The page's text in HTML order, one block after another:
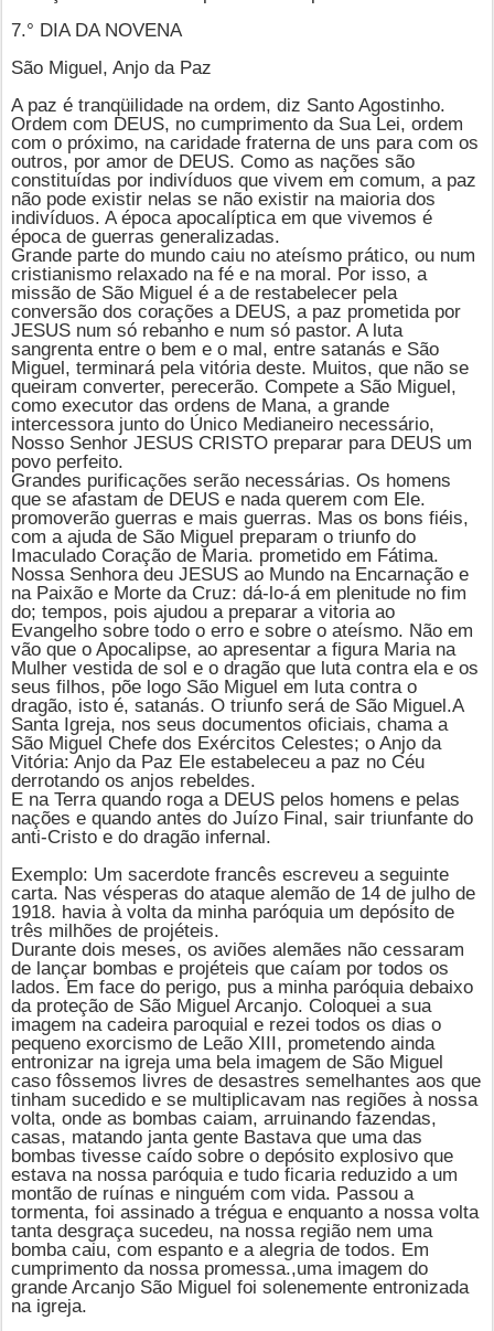
7.° DIA DA NOVENA
São Miguel, Anjo da Paz
A paz é tranqüilidade na ordem, diz Santo Agostinho.
Ordem com DEUS, no cumprimento da Sua Lei, ordem
com o próximo, na caridade fraterna de uns para com os
outros, por amor de DEUS. Como as nações são
constituídas por indivíduos que vivem em comum, a paz
não pode existir nelas se não existir na maioria dos
indivíduos. A época apocalíptica em que vivemos é
época de guerras generalizadas.
Grande parte do mundo caiu no ateísmo prático, ou num
cristianismo relaxado na fé e na moral. Por isso, a
missão de São Miguel é a de restabelecer pela
conversão dos corações a DEUS, a paz prometida por
JESUS num só rebanho e num só pastor. A luta
sangrenta entre o bem e o mal, entre satanás e São
Miguel, terminará pela vitória deste. Muitos, que não se
queiram converter, perecerão. Compete a São Miguel,
como executor das ordens de Mana, a grande
intercessora junto do Único Medianeiro necessário,
Nosso Senhor JESUS CRISTO preparar para DEUS um
povo perfeito.
Grandes purificações serão necessárias. Os homens
que se afastam de DEUS e nada querem com Ele.
promoverão guerras e mais guerras. Mas os bons fiéis,
com a ajuda de São Miguel preparam o triunfo do
Imaculado Coração de Maria. prometido em Fátima.
Nossa Senhora deu JESUS ao Mundo na Encarnação e
na Paixão e Morte da Cruz: dá-lo-á em plenitude no fim
do; tempos, pois ajudou a preparar a vitoria ao
Evangelho sobre todo o erro e sobre o ateísmo. Não em
vão que o Apocalipse, ao apresentar a figura Maria na
Mulher vestida de sol e o dragão que luta contra ela e os
seus filhos, põe logo São Miguel em luta contra o
dragão, isto é, satanás. O triunfo será de São Miguel.A
Santa Igreja, nos seus documentos oficiais, chama a
São Miguel Chefe dos Exércitos Celestes; o Anjo da
Vitória: Anjo da Paz Ele estabeleceu a paz no Céu
derrotando os anjos rebeldes.
E na Terra quando roga a DEUS pelos homens e pelas
nações e quando antes do Juízo Final, sair triunfante do
anti-Cristo e do dragão infernal.
Exemplo: Um sacerdote francês escreveu a seguinte
carta. Nas vésperas do ataque alemão de 14 de julho de
1918. havia à volta da minha paróquia um depósito de
três milhões de projéteis.
Durante dois meses, os aviões alemães não cessaram
de lançar bombas e projéteis que caíam por todos os
lados. Em face do perigo, pus a minha paróquia debaixo
da proteção de São Miguel Arcanjo. Coloquei a sua
imagem na cadeira paroquial e rezei todos os dias o
pequeno exorcismo de Leão XIII, prometendo ainda
entronizar na igreja uma bela imagem de São Miguel
caso fôssemos livres de desastres semelhantes aos que
tinham sucedido e se multiplicavam nas regiões à nossa
volta, onde as bombas caiam, arruinando fazendas,
casas, matando janta gente Bastava que uma das
bombas tivesse caído sobre o depósito explosivo que
estava na nossa paróquia e tudo ficaria reduzido a um
montão de ruínas e ninguém com vida. Passou a
tormenta, foi assinado a trégua e enquanto a nossa volta
tanta desgraça sucedeu, na nossa região nem uma
bomba caiu, com espanto e a alegria de todos. Em
cumprimento da nossa promessa.,uma imagem do
grande Arcanjo São Miguel foi solenemente entronizada
na igreja.